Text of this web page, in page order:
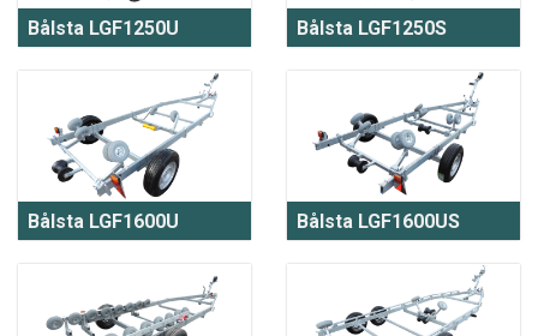
Bålsta LGF1250U Bålsta LGF1250S
Bålsta LGF1600U Bålsta LGF1600US